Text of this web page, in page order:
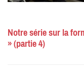
Notre série sur la
» (partie 4)